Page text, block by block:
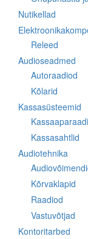
Nutikellad
Releed
Audioseadmed
Autoraadiod
Kõlarid
Kassasüsteemid
Kassasahtlid
Audiotehnika
Kõrvaklapid
Raadiod
Vastuvõtjad
Kontoritarbed